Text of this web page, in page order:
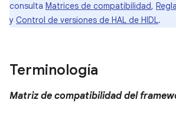
consulta Matrices de compatibilidad,
y Control de versiones de HAL de HIDL.
Terminología
Matriz de compatibilidad del